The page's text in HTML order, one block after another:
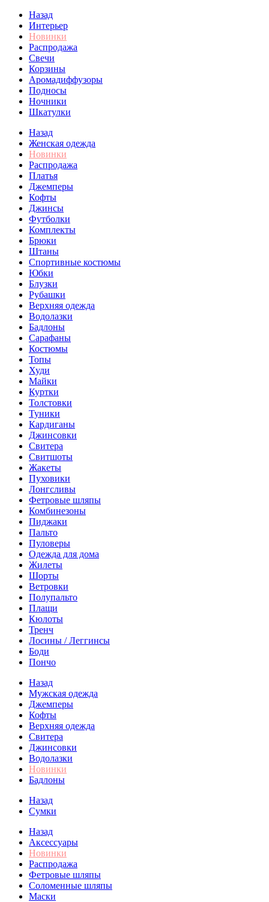
Назад
Интерьер
Новинки
Распродажа
Свечи
Корзины
Аромадиффузоры
Подносы
Ночники
Шкатулки
Назад
Женская одежда
Новинки
Распродажа
Платья
Джемперы
Кофты
Джинсы
Футболки
Комплекты
Брюки
Штаны
Спортивные костюмы
Юбки
Блузки
Рубашки
Верхняя одежда
Водолазки
Бадлоны
Сарафаны
Костюмы
Топы
Худи
Майки
Куртки
Толстовки
Туники
Кардиганы
Джинсовки
Свитера
Свитшоты
Жакеты
Пуховики
Лонгсливы
Фетровые шляпы
Комбинезоны
Пиджаки
Пальто
Пуловеры
Одежда для дома
Жилеты
Шорты
Ветровки
Полупальто
Плащи
Кюлоты
Тренч
Лосины / Леггинсы
Боди
Пончо
Назад
Мужская одежда
Джемперы
Кофты
Верхняя одежда
Свитера
Джинсовки
Водолазки
Новинки
Бадлоны
Назад
Сумки
Назад
Аксессуары
Новинки
Распродажа
Фетровые шляпы
Соломенные шляпы
Маски